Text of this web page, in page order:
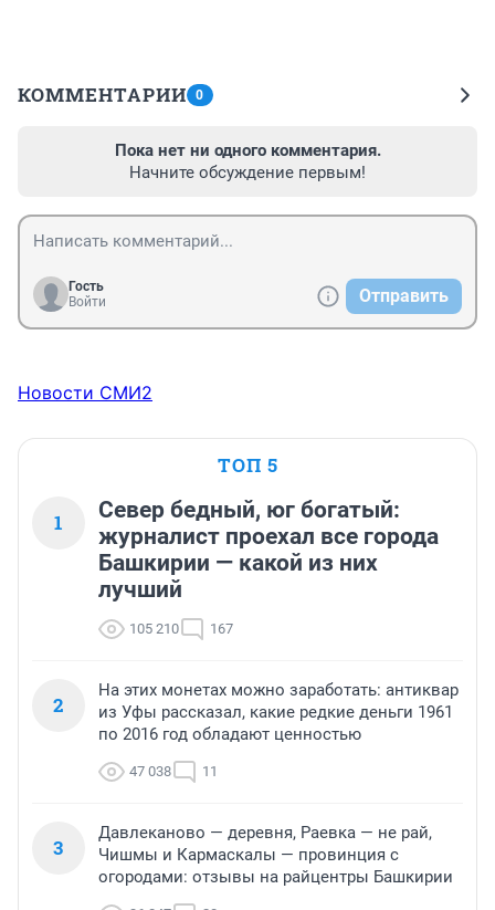
КОММЕНТАРИИ 0
Пока нет ни одного комментария.
Начните обсуждение первым!
Гость
Войти
Отправить
Новости СМИ2
ТОП 5
1
Север бедный, юг богатый:
журналист проехал все города
Башкирии — какой из них
лучший
105 210 167
2
На этих монетах можно заработать: антиквар
из Уфы рассказал, какие редкие деньги 1961
по 2016 год обладают ценностью
47 038 11
3
Давлеканово — деревня, Раевка — не рай,
Чишмы и Кармаскалы — провинция с
огородами: отзывы на райцентры Башкирии